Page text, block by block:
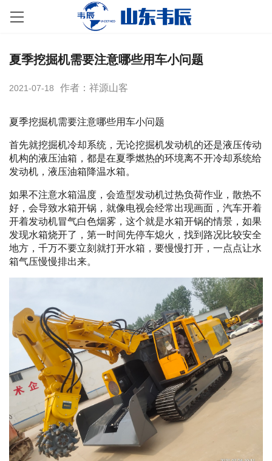
夏季挖掘机需要注意哪些用车小问题
2021-07-18 作者：祥源山客
夏季挖掘机需要注意哪些用车小问题
首先就挖掘机冷却系统，无论挖掘机发动机的还是液压传动
机构的液压油箱，都是在夏季燃热的环境离不开冷却系统给
发动机，液压油箱降温水箱。
如果不注意水箱温度，会造型发动机过热负荷作业，散热不
好，会导致水箱开锅，就像电视会经常出现画面，汽车开着
开着发动机冒气白色烟雾，这个就是水箱开锅的情景，如果
发现水箱烧开了，第一时间先停车熄火，找到路况比较安全
地方，千万不要立刻就打开水箱，要慢慢打开，一点点让水
箱气压慢慢排出来。